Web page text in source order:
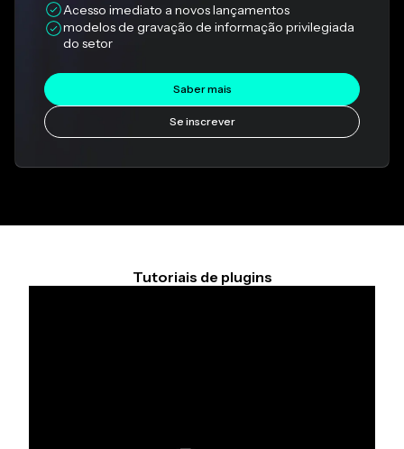
Acesso imediato a novos lançamentos
modelos de gravação de informação privilegiada
do setor
Saber mais
Se inscrever
Tutoriais de plugins